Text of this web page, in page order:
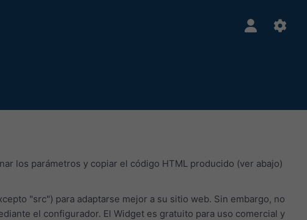
los parámetros y copiar el código HTML producido (ver abajo)
"src") para adaptarse mejor a su sitio web. Sin embargo, no
el configurador. El Widget es gratuito para uso comercial y